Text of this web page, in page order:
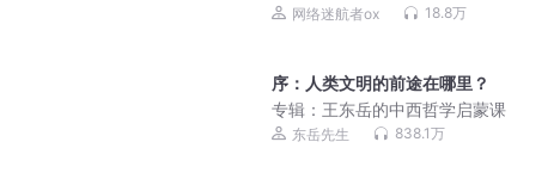
网络迷航者ox 18.8万
序：人类文明的前途在哪里？
专辑： 王东岳的中西哲学启蒙课
东岳先生 838.1万